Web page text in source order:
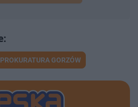
PROKURATURA GORZÓW